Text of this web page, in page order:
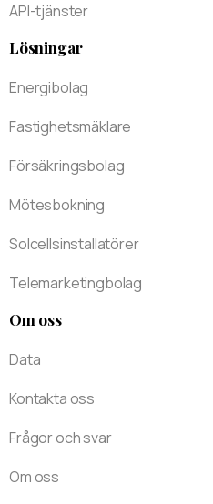
API-tjänster
Lösningar
Energibolag
Fastighetsmäklare
Försäkringsbolag
Mötesbokning
Solcellsinstallatörer
Telemarketingbolag
Om oss
Data
Kontakta oss
Frågor och svar
Om oss